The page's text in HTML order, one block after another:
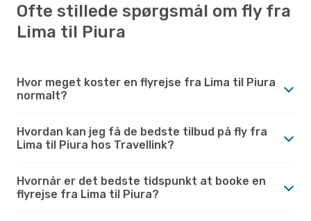
Ofte stillede spørgsmål om fly fra
Lima til Piura
Hvor meget koster en flyrejse fra Lima til Piura
normalt?
Hvordan kan jeg få de bedste tilbud på fly fra
Lima til Piura hos Travellink?
Hvornår er det bedste tidspunkt at booke en
flyrejse fra Lima til Piura?